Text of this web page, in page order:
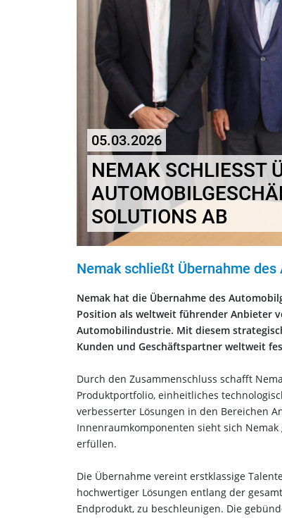
05.03.2026
NEMAK SCHLIESST
OLUTIONS AB
Nemak schließt Übernahme
Nemak hat die Übernahme des
Position als weltweit führender Anbieter
Automobilindustrie. Mit diesem
Kunden und Geschäftspartner weltweit
Durch den Zusammenschluss schafft
Produktportfolio, einheitliches
verbesserter Lösungen in den Bereichen
Innenraumkomponenten sieht sich
erfüllen.
Die Übernahme vereint erstklassige
hochwertiger Lösungen entlang der
Endprodukt, zu beschleunigen. Die